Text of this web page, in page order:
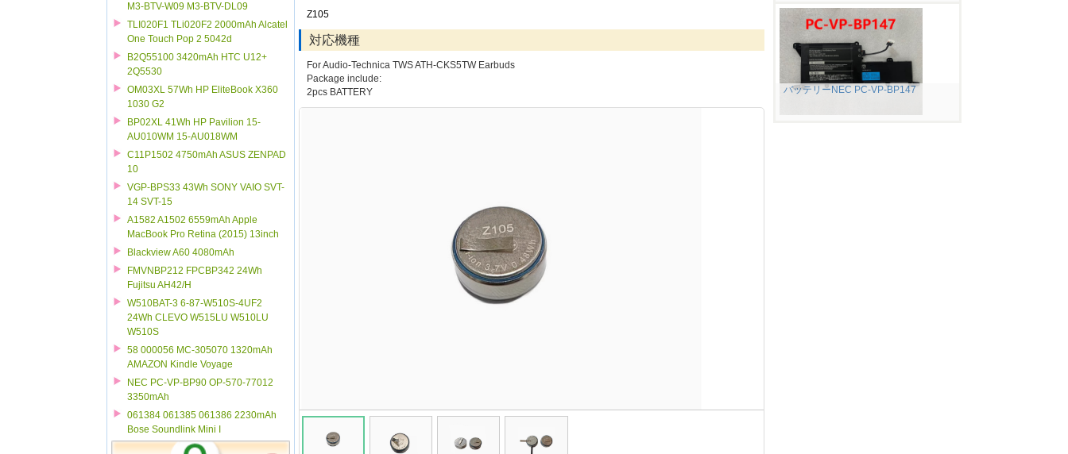
M3-BTV-W09 M3-BTV-DL09
TLI020F1 TLi020F2 2000mAh Alcatel
One Touch Pop 2 5042d
B2Q55100 3420mAh HTC U12+
2Q5530
OM03XL 57Wh HP EliteBook X360
1030 G2
BP02XL 41Wh HP Pavilion 15-
AU010WM 15-AU018WM
C11P1502 4750mAh ASUS ZENPAD
10
VGP-BPS33 43Wh SONY VAIO SVT-
14 SVT-15
A1582 A1502 6559mAh Apple
MacBook Pro Retina (2015) 13inch
Blackview A60 4080mAh
FMVNBP212 FPCBP342 24Wh
Fujitsu AH42/H
W510BAT-3 6-87-W510S-4UF2
24Wh CLEVO W515LU W510LU
W510S
58 000056 MC-305070 1320mAh
AMAZON Kindle Voyage
NEC PC-VP-BP90 OP-570-77012
3350mAh
061384 061385 061386 2230mAh
Bose Soundlink Mini I
Z105
対応機種
For Audio-Technica TWS ATH-CKS5TW Earbuds
Package include:
2pcs BATTERY
バッテリーNEC PC-VP-BP147